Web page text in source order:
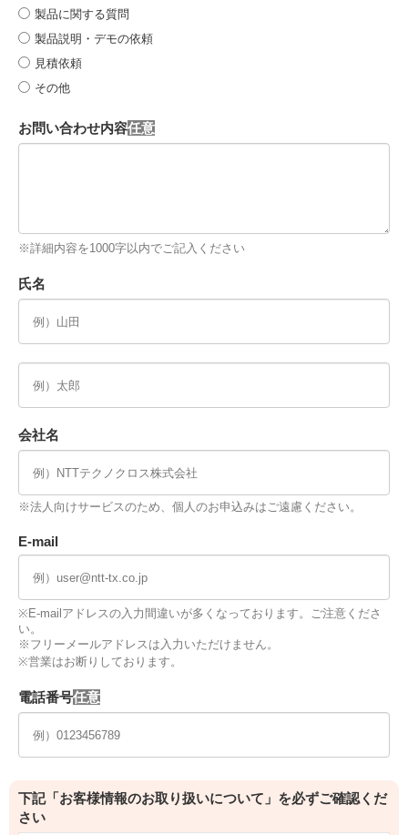
製品に関する質問
製品説明・デモの依頼
見積依頼
その他
お問い合わせ内容
※詳細内容を1000字以内でご記入ください
氏名
会社名
※法人向けサービスのため、個人のお申込みはご遠慮ください。
E-mail
※E-mailアドレスの入力間違いが多くなっております。ご注意くださ
い。
※フリーメールアドレスは入力いただけません。
※営業はお断りしております。
電話番号
下記「お客様情報のお取り扱いについて」を必ずご確認くだ
さい